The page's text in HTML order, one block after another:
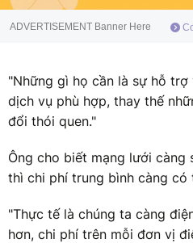
ADVERTISEMENT Banner Here
"Những gì họ cần là sự hỗ
dịch vụ phù hợp, thay thế
đổi thói quen."
Ông cho biết mạng lưới càng
thì chi phí trung bình càng có
"Thực tế là chúng ta càng
hơn, chi phí trên mỗi đơn vị